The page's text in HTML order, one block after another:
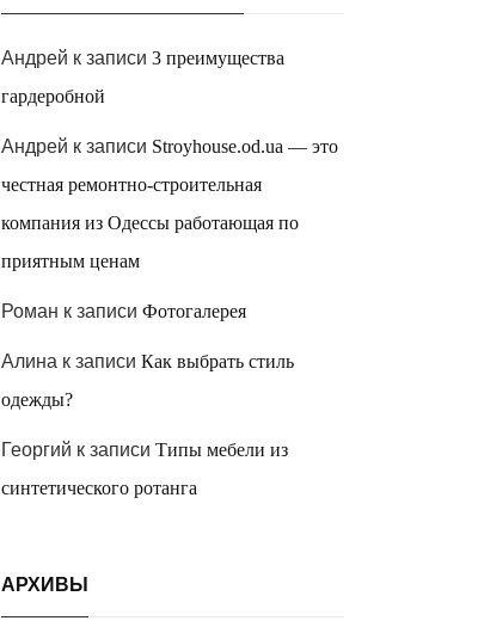
Андрей к записи 3 преимущества
гардеробной
Андрей к записи Stroyhouse.od.ua — это
честная ремонтно-строительная
компания из Одессы работающая по
приятным ценам
Роман к записи Фотогалерея
Алина к записи Как выбрать стиль
одежды?
Георгий к записи Типы мебели из
синтетического ротанга
АРХИВЫ